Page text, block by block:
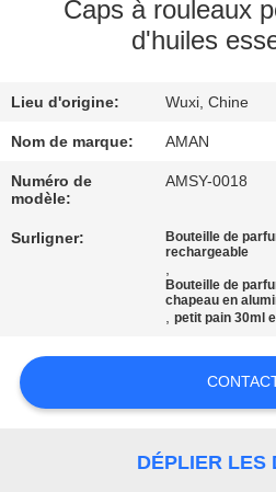
PROPOS
VISITE
DE
CONTRÔLE
CONTACTEZ-
Caps à rouleaux
d'huiles
Lieu d'origine: Wuxi, Chine
Nom de marque: AMAN
Numéro de
modèle:
AMSY-0018
Surligner:
Bouteille de
rechargeable
,
Bouteille de
chapeau en
,petit pain 30ml
DÉPLIER LES